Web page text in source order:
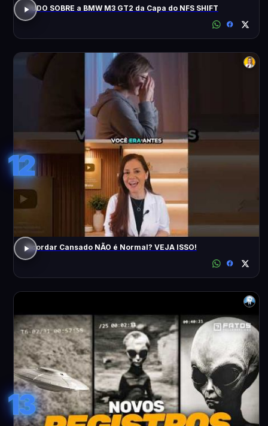
TUDO SOBRE a BMW M3 GT2 da Capa do NFS SHIFT
12
Acordar Cansado NÃO é Normal? VEJA ISSO!
13